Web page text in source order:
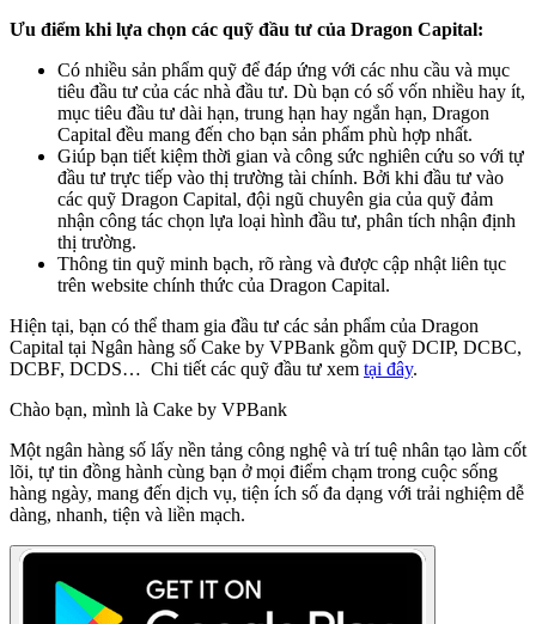
Ưu điểm khi lựa chọn các quỹ đầu tư của Dragon Capital:
Có nhiều sản phẩm quỹ để đáp ứng với các nhu cầu và mục
tiêu đầu tư của các nhà đầu tư. Dù bạn có số vốn nhiều hay ít,
mục tiêu đầu tư dài hạn, trung hạn hay ngắn hạn, Dragon
Capital đều mang đến cho bạn sản phẩm phù hợp nhất.
Giúp bạn tiết kiệm thời gian và công sức nghiên cứu so với tự
đầu tư trực tiếp vào thị trường tài chính. Bởi khi đầu tư vào
các quỹ Dragon Capital, đội ngũ chuyên gia của quỹ đảm
nhận công tác chọn lựa loại hình đầu tư, phân tích nhận định
thị trường.
Thông tin quỹ minh bạch, rõ ràng và được cập nhật liên tục
trên website chính thức của Dragon Capital.
Hiện tại, bạn có thể tham gia đầu tư các sản phẩm của Dragon
Capital tại Ngân hàng số Cake by VPBank gồm quỹ DCIP, DCBC,
DCBF, DCDS… Chi tiết các quỹ đầu tư xem tại đây.
Chào bạn, mình là Cake by VPBank
Một ngân hàng số lấy nền tảng công nghệ và trí tuệ nhân tạo làm cốt
lõi, tự tin đồng hành cùng bạn ở mọi điểm chạm trong cuộc sống
hàng ngày, mang đến dịch vụ, tiện ích số đa dạng với trải nghiệm dễ
dàng, nhanh, tiện và liền mạch.